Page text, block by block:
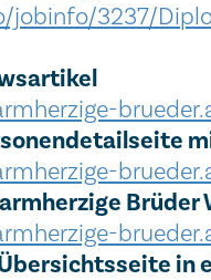
3237/
Brüder
in